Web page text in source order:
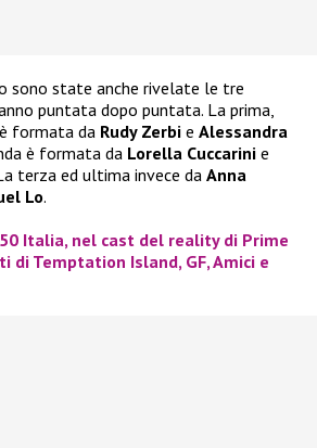
sono state anche rivelate le tre
puntata dopo puntata. La prima,
formata da Rudy Zerbi e Alessandra
è formata da Lorella Cuccarini e
terza ed ultima invece da Anna
Lo.
Italia, nel cast del reality di Prime
di Temptation Island, GF, Amici e